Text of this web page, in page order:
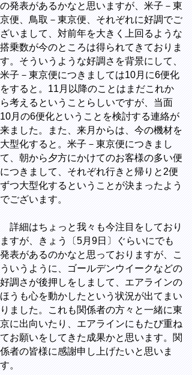
の発表があるかなと思いますが、米子－東
京便、鳥取－東京便、それぞれに好調でご
ざいまして、対前年を大きく上回るような
搭乗数が今のところは得られてきておりま
す。そういうような好調さを背景にして、
米子－東京便につきましては10月に6便化
をすると。11月以降のことはまだこれか
ら考えるということらしいですが、当面
10月の6便化ということを検討する連絡が
来ました。また、来月からは、今の機材を
大型化すると。米子－東京便につきまし
て、朝から夕方にかけてのお客様の多い便
につきまして、それぞれ行きと帰りと2便
ずつ大型化するということが決まったよう
でございます。
詳細はちょっと我々も今注目をしており
ますが、きょう〔5月9日〕ぐらいにでも
発表があるのかなと思っておりますが、こ
ういうように、ゴールデンウイークなどの
好調さが後押しをしまして、エアラインの
ほうも心を動かしたという状況が出てまい
りました。これも関係者の方々と一緒に東
京に出向いたり、エアラインにもたび重ね
てお願いをしてきた成果かと思います。関
係者の皆様に感謝申し上げたいと思いま
す。